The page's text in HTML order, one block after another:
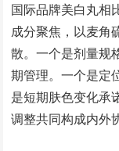
国际品牌美白丸相
成分聚焦，以麦角
散。一个是剂量规
期管理。一个是定
是短期肤色变化承
调整共同构成内外